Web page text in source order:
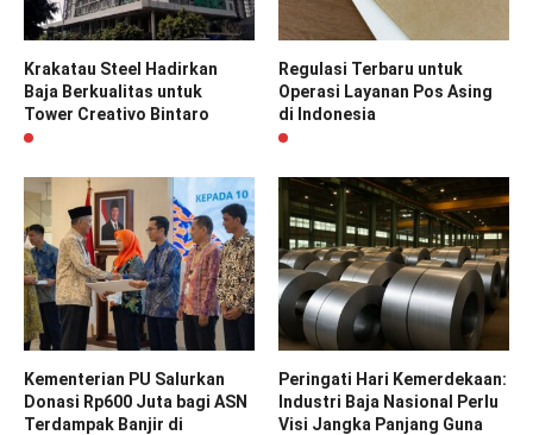
Krakatau Steel Hadirkan
Baja Berkualitas untuk
Tower Creativo Bintaro
Regulasi Terbaru untuk
Operasi Layanan Pos Asing
di Indonesia
Kementerian PU Salurkan
Donasi Rp600 Juta bagi ASN
Terdampak Banjir di
Peringati Hari Kemerdekaan:
Industri Baja Nasional Perlu
Visi Jangka Panjang Guna